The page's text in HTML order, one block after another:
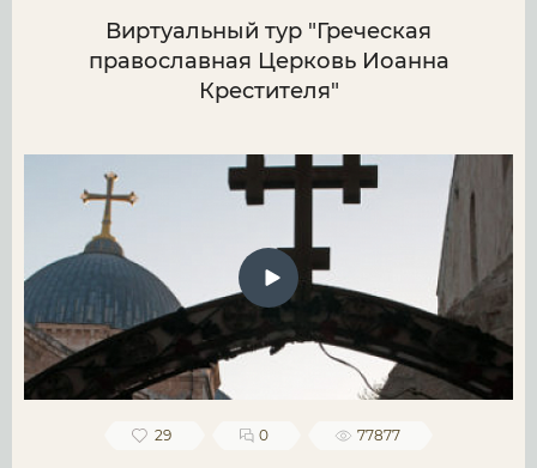
Виртуальный тур "Греческая
православная Церковь Иоанна
Крестителя"
29 0 77877